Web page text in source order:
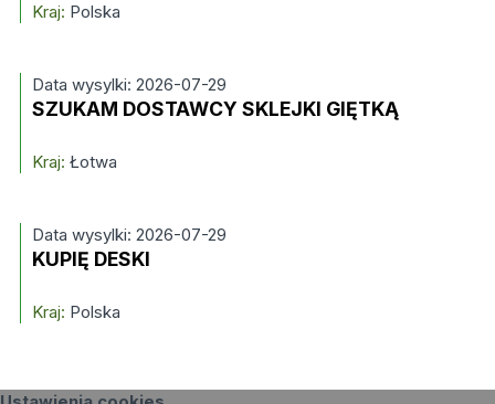
Kraj: Polska
Data wysylki: 2026-07-29
SZUKAM DOSTAWCY SKLEJKI GIĘTKĄ
Kraj: Łotwa
Data wysylki: 2026-07-29
KUPIĘ DESKI
Kraj: Polska